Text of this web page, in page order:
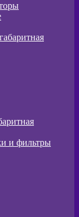
и фильтры